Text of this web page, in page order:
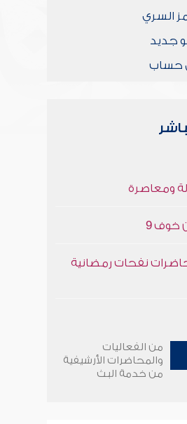
السري
جديد
حساب
ومعاصرة
خوف 9
نفحات رمضانية
من الفعاليات
والمحاضرات الأرشيفية
من خدمة البث